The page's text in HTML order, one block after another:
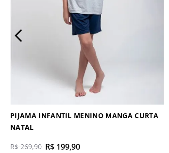
PIJAMA INFANTIL MENINO MANGA CURTA
NATAL
R$ 269,90 R$ 199,90